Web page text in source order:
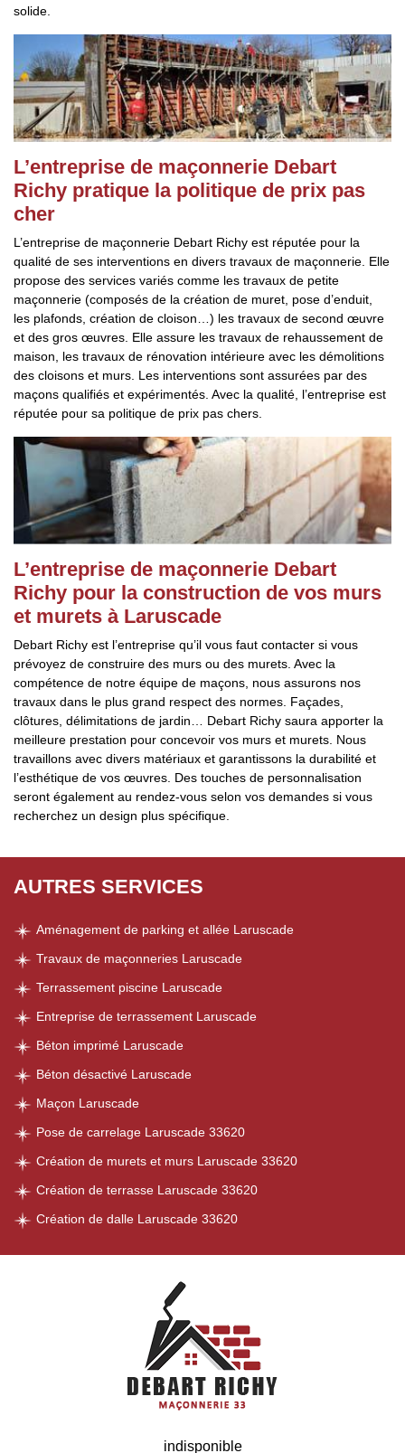
solide.
L’entreprise de maçonnerie Debart
Richy pratique la politique de prix pas
cher
L’entreprise de maçonnerie Debart Richy est réputée pour la
qualité de ses interventions en divers travaux de maçonnerie. Elle
propose des services variés comme les travaux de petite
maçonnerie (composés de la création de muret, pose d’enduit,
les plafonds, création de cloison…) les travaux de second œuvre
et des gros œuvres. Elle assure les travaux de rehaussement de
maison, les travaux de rénovation intérieure avec les démolitions
des cloisons et murs. Les interventions sont assurées par des
maçons qualifiés et expérimentés. Avec la qualité, l’entreprise est
réputée pour sa politique de prix pas chers.
L’entreprise de maçonnerie Debart
Richy pour la construction de vos murs
et murets à Laruscade
Debart Richy est l’entreprise qu’il vous faut contacter si vous
prévoyez de construire des murs ou des murets. Avec la
compétence de notre équipe de maçons, nous assurons nos
travaux dans le plus grand respect des normes. Façades,
clôtures, délimitations de jardin… Debart Richy saura apporter la
meilleure prestation pour concevoir vos murs et murets. Nous
travaillons avec divers matériaux et garantissons la durabilité et
l’esthétique de vos œuvres. Des touches de personnalisation
seront également au rendez-vous selon vos demandes si vous
recherchez un design plus spécifique.
AUTRES SERVICES
Aménagement de parking et allée Laruscade
Travaux de maçonneries Laruscade
Terrassement piscine Laruscade
Entreprise de terrassement Laruscade
Béton imprimé Laruscade
Béton désactivé Laruscade
Maçon Laruscade
Pose de carrelage Laruscade 33620
Création de murets et murs Laruscade 33620
Création de terrasse Laruscade 33620
Création de dalle Laruscade 33620
indisponible